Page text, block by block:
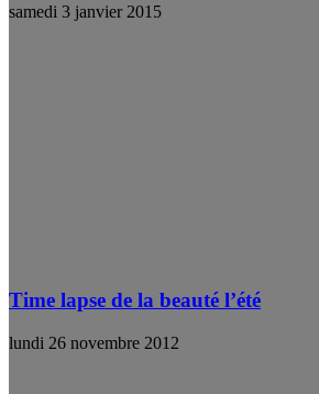
samedi 3 janvier 2015
Time lapse de la beauté l’été
lundi 26 novembre 2012